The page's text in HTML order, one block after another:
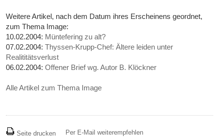
Weitere Artikel, nach dem Datum ihres Erscheinens geordnet,
zum Thema Image:
10.02.2004: Müntefering zu alt?
07.02.2004:Thyssen-Krupp-Chef: Ältere leiden unter
Realititätsverlust
06.02.2004:Offener Brief wg. Autor B. Klöckner
Alle Artikel zum Thema Image
Seite drucken Per E-Mail weiterempfehlen